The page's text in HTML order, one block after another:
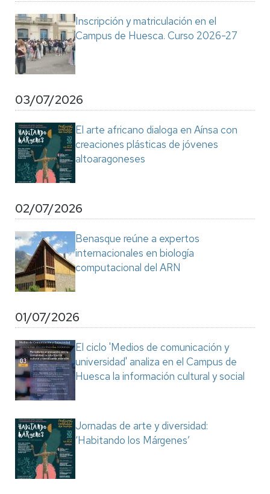
Inscripción y matriculación en el
Campus de Huesca. Curso 2026-27
03/07/2026
El arte africano dialoga en Aínsa con
creaciones plásticas de jóvenes
altoaragoneses
02/07/2026
Benasque reúne a expertos
internacionales en biología
computacional del ARN
01/07/2026
El ciclo 'Medios de comunicación y
universidad' analiza en el Campus de
Huesca la información cultural y social
Jornadas de arte y diversidad:
‘Habitando los Márgenes’